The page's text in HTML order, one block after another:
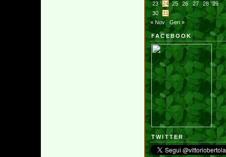
23
24 25 26 27 28
29
30
31
« Nov
Gen »
FACEBOOK
TWITTER